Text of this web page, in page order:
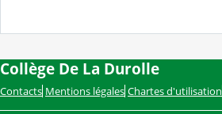
Collège De La Durolle
Contacts Mentions légales Chartes d'utilisation